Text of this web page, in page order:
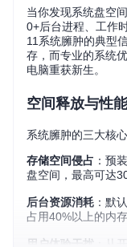
当你发现系统盘空
0+后台进程、工作
11系统臃肿的典型
存，而专业的系统
电脑重获新生。
空间释放与性
系统臃肿的三大核
存储空间侵占 ：预
盘空间，最高可达
后台资源消耗 ：默
占用40%以上的内
用户体验干扰
：从